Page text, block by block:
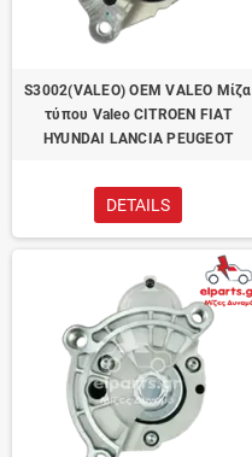
S3002(VALEO) OEM VALEO Μίζα
τύπου Valeo CITROEN FIAT
HYUNDAI LANCIA PEUGEOT
DETAILS